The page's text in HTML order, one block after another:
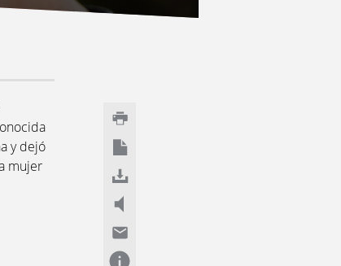
y dejó
mujer